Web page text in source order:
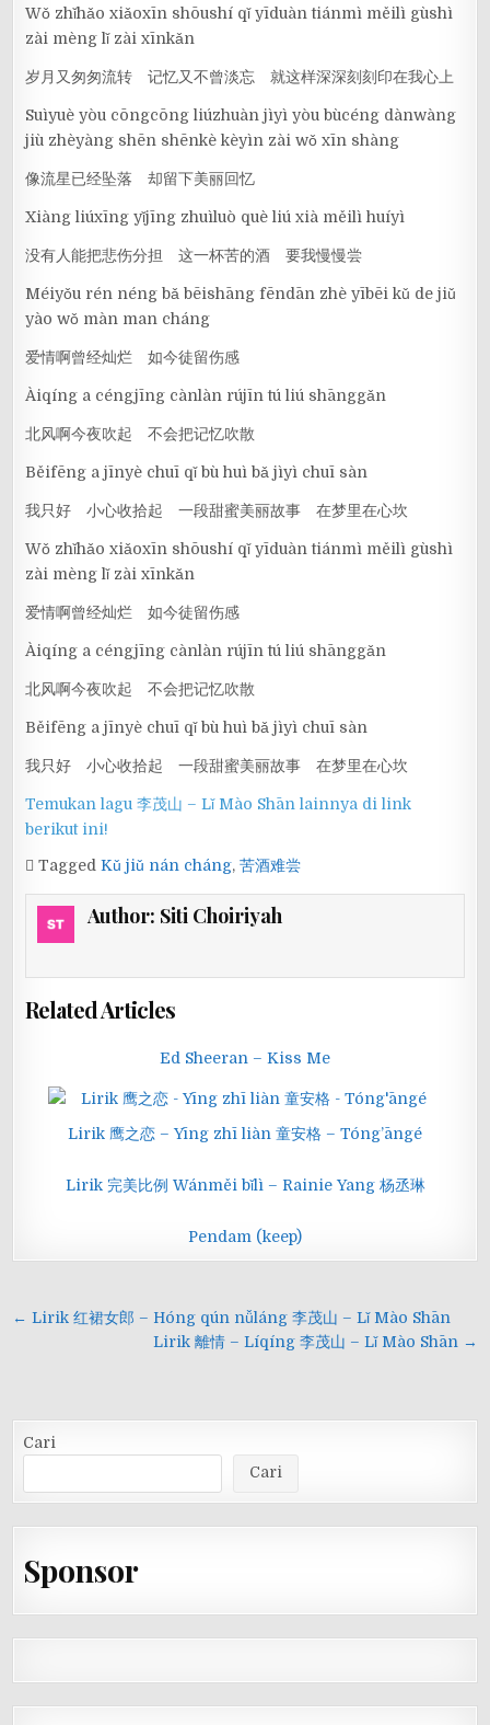
Wǒ zhǐhǎo xiǎoxīn shōushí qǐ yīduàn tiánmì měilì gùshì
zài mèng lǐ zài xīnkǎn
岁月又匆匆流转 记忆又不曾淡忘 就这样深深刻刻印在我心上
Suìyuè yòu cōngcōng liúzhuàn jìyì yòu bùcéng dànwàng
jiù zhèyàng shēn shēnkè kèyìn zài wǒ xīn shàng
像流星已经坠落 却留下美丽回忆
Xiàng liúxīng yǐjīng zhuìluò què liú xià měilì huíyì
没有人能把悲伤分担 这一杯苦的酒 要我慢慢尝
Méiyǒu rén néng bǎ bēishāng fēndān zhè yībēi kǔ de jiǔ
yào wǒ màn man cháng
爱情啊曾经灿烂 如今徒留伤感
Àiqíng a céngjīng cànlàn rújīn tú liú shānggǎn
北风啊今夜吹起 不会把记忆吹散
Běifēng a jīnyè chuī qǐ bù huì bǎ jìyì chuī sàn
我只好 小心收拾起 一段甜蜜美丽故事 在梦里在心坎
Wǒ zhǐhǎo xiǎoxīn shōushí qǐ yīduàn tiánmì měilì gùshì
zài mèng lǐ zài xīnkǎn
爱情啊曾经灿烂 如今徒留伤感
Àiqíng a céngjīng cànlàn rújīn tú liú shānggǎn
北风啊今夜吹起 不会把记忆吹散
Běifēng a jīnyè chuī qǐ bù huì bǎ jìyì chuī sàn
我只好 小心收拾起 一段甜蜜美丽故事 在梦里在心坎
Temukan lagu 李茂山 – Lǐ Mào Shān lainnya di link
berikut ini!
TaggedKǔ jiǔ nán cháng,苦酒难尝
Author: Siti Choiriyah
Related Articles
Ed Sheeran – Kiss Me
Lirik 鹰之恋 – Yīng zhī liàn 童安格 – Tóng’āngé
Lirik 完美比例 Wánměi bǐlì – Rainie Yang 杨丞琳
Pendam (keep)
Navigasi
← Lirik 红裙女郎 – Hóng qún nǚláng 李茂山 – Lǐ Mào Shān
Lirik 離情 – Líqíng 李茂山 – Lǐ Mào Shān →
Cari
Cari
Sponsor